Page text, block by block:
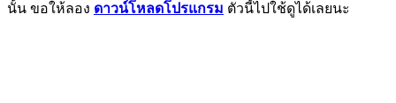
นั้น ขอให้ลอง ดาวน์โหลดโปรแกรม ตัวนี้ไปใช้ดูได้เลยนะ